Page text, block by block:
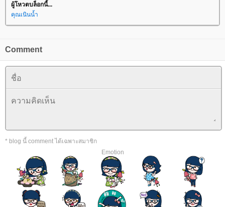
ผู้โหวตบล็อกนี้...
คุณเนินน้ำ
Comment
* blog นี้ comment ได้เฉพาะสมาชิก
Emotion